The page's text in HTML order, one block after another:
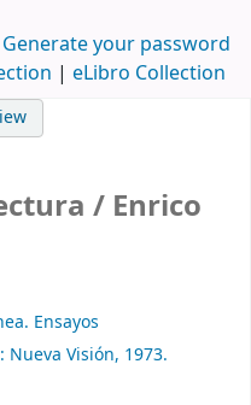
Generate your password
| eLibro Collection
/ Enrico
Ensayos
Nueva Visión, 1973.